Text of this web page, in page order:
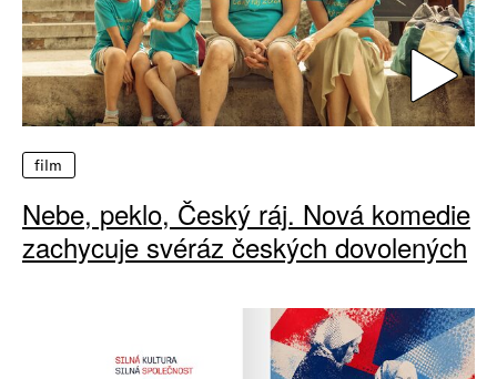
film
Nebe, peklo, Český ráj. Nová komedie
zachycuje svéráz českých dovolených